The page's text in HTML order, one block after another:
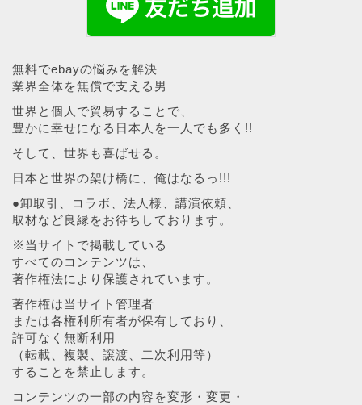
無料でebayの悩みを解決
業界全体を無償で支える男
世界と個人で貿易することで、
豊かに幸せになる日本人を一人でも多く!!
そして、世界も喜ばせる。
日本と世界の架け橋に、俺はなるっ!!!
●卸取引、コラボ、法人様、講演依頼、
取材など良縁をお待ちしております。
※当サイトで掲載している
すべてのコンテンツは、
著作権法により保護されています。
著作権は当サイト管理者
または各権利所有者が保有しており、
許可なく無断利用
（転載、複製、譲渡、二次利用等）
することを禁止します。
コンテンツの一部の内容を変形・変更・